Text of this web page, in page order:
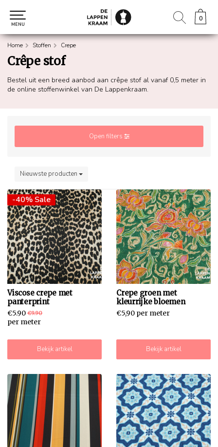
0
0
MENU
Home Stoffen Crepe
Crêpe stof
Bestel uit een breed aanbod aan crêpe stof al vanaf 0,5 meter in
de online stoffenwinkel van De Lappenkraam.
Open filters
Nieuwste producten
-40% Sale
Viscose crepe met
panterprint
€5.90 €9.90
per meter
Bekijk artikel
Crepe groen met
kleurrijke bloemen
€5,90 per meter
Bekijk artikel